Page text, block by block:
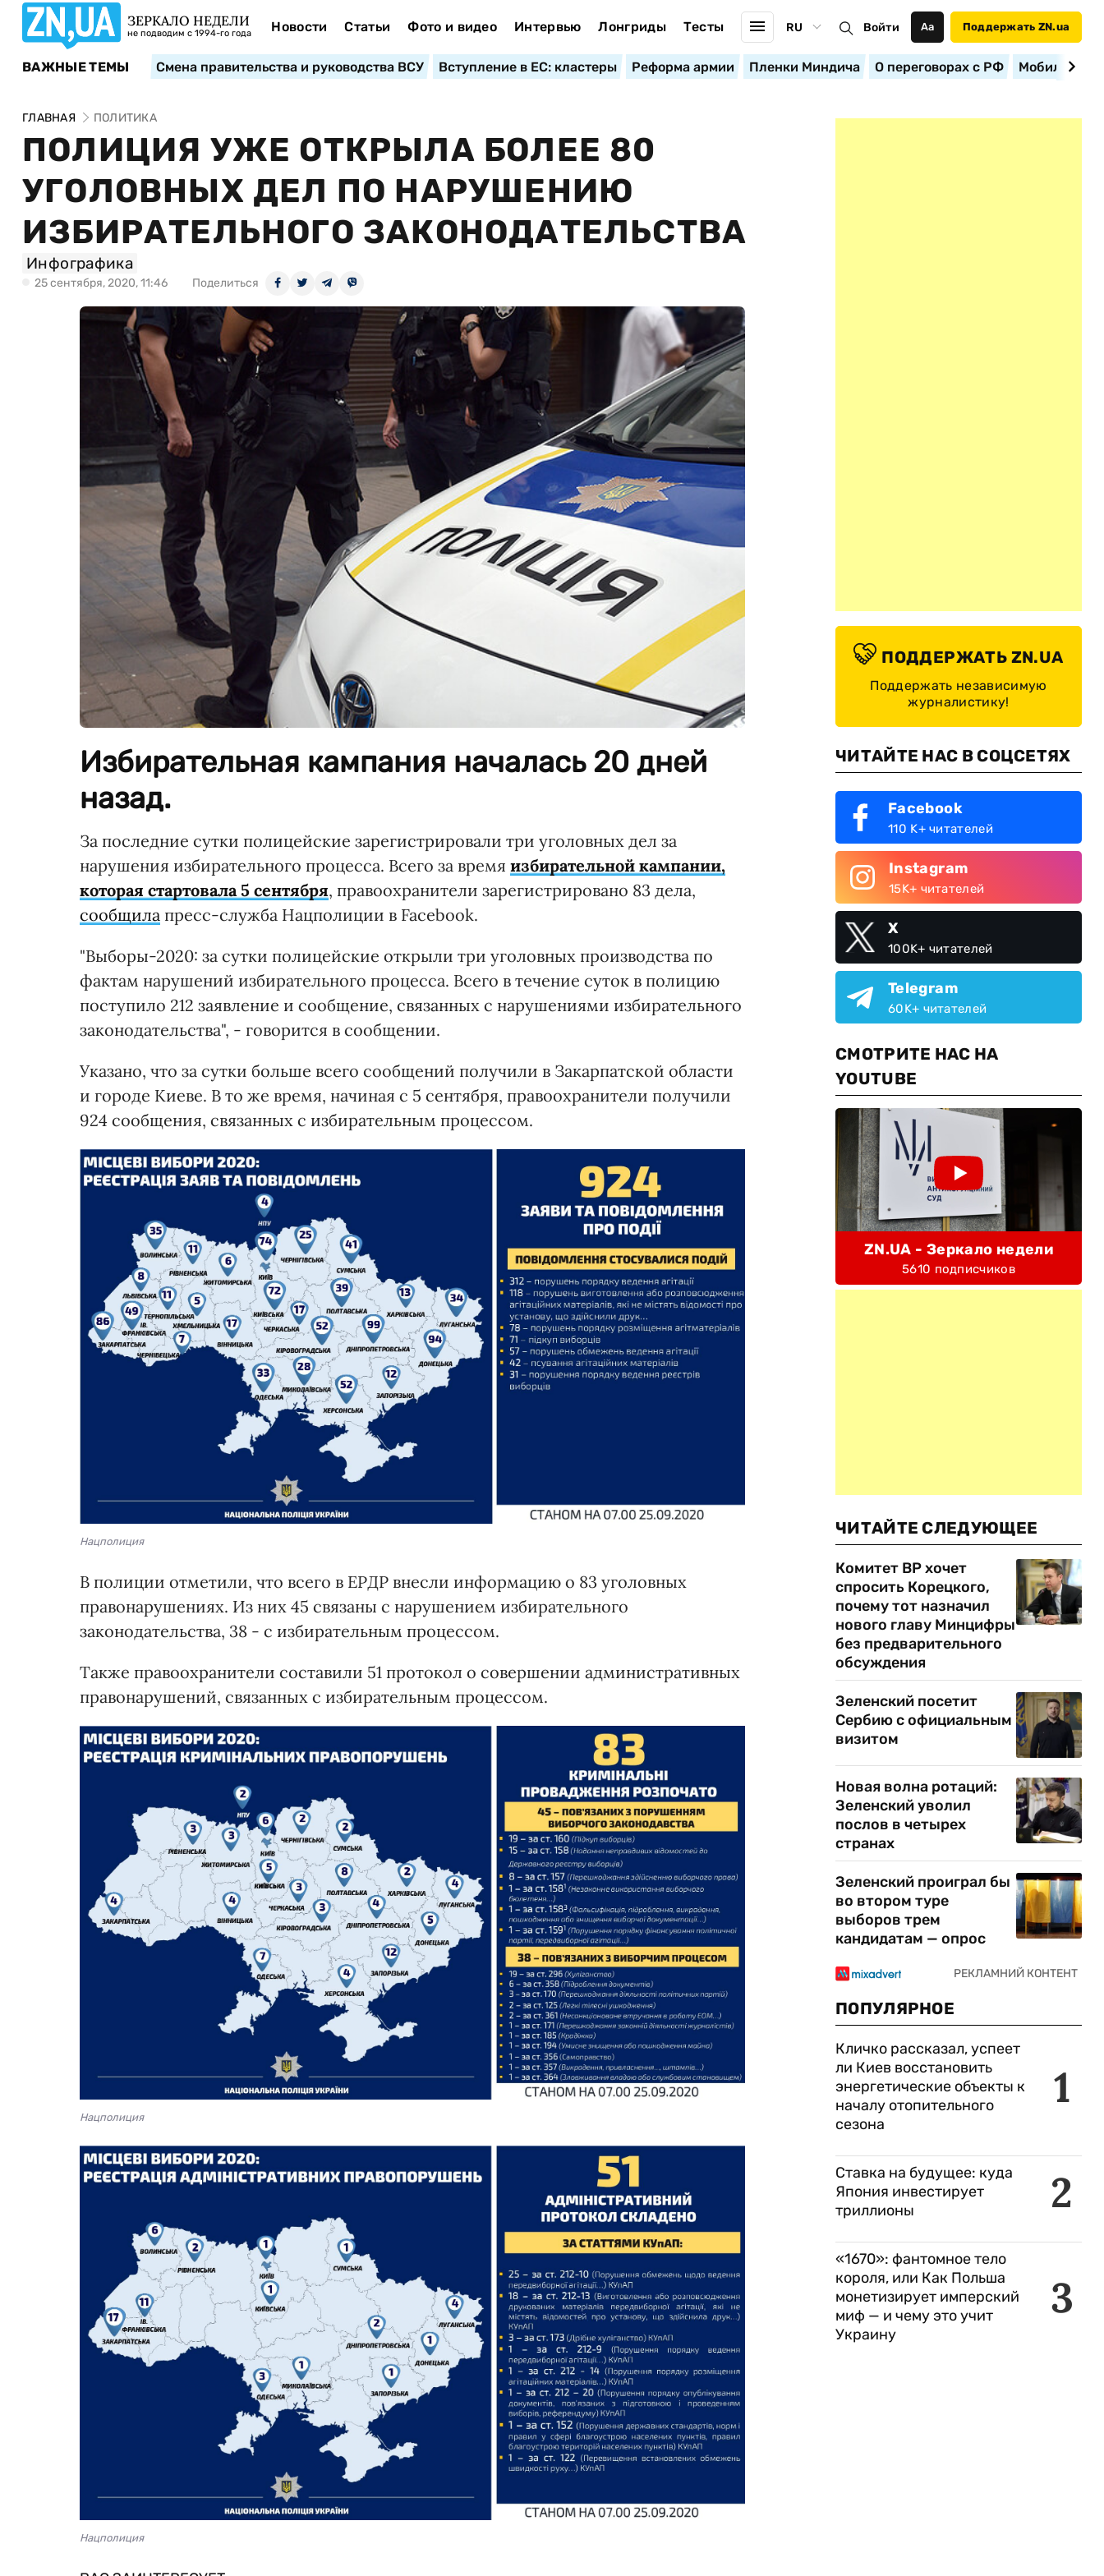
ЗЕРКАЛО НЕДЕЛИ
не подводим с 1994-го года Новости Статьи Фото и видео Интервью Лонгриды Тесты RU Войти Аа Поддержать ZN.ua
ВАЖНЫЕ ТЕМЫ Смена правительства и руководства ВСУ Вступление в ЕС: кластеры Реформа армии Пленки Миндича О переговорах с РФ
ГЛАВНАЯ ПОЛИТИКА
ПОЛИЦИЯ УЖЕ ОТКРЫЛА БОЛЕЕ 80
УГОЛОВНЫХ ДЕЛ ПО НАРУШЕНИЮ
ИЗБИРАТЕЛЬНОГО ЗАКОНОДАТЕЛЬСТВА
Инфографика
25 сентября, 2020, 11:46 Поделиться
Избирательная кампания началась 20 дней
назад.
За последние сутки полицейские зарегистрировали три уголовных дел за
нарушения избирательного процесса. Всего за время избирательной кампании,
которая стартовала 5 сентября, правоохранители зарегистрировано 83 дела,
сообщила пресс-служба Нацполиции в Facebook.
"Выборы-2020: за сутки полицейские открыли три уголовных производства по
фактам нарушений избирательного процесса. Всего в течение суток в полицию
поступило 212 заявление и сообщение, связанных с нарушениями избирательного
законодательства", - говорится в сообщении.
Указано, что за сутки больше всего сообщений получили в Закарпатской области
и городе Киеве. В то же время, начиная с 5 сентября, правоохранители получили
924 сообщения, связанных с избирательным процессом.
Нацполиция
В полиции отметили, что всего в ЕРДР внесли информацию о 83 уголовных
правонарушениях. Из них 45 связаны с нарушением избирательного
законодательства, 38 - с избирательным процессом.
Также правоохранители составили 51 протокол о совершении административных
правонарушений, связанных с избирательным процессом.
Нацполиция
Нацполиция
ПОДДЕРЖАТЬ ZN.UA
Поддержать независимую
журналистику!
ЧИТАЙТЕ НАС В СОЦСЕТЯХ
Facebook
110 K+ читателей
Instagram
15K+ читателей
X
100K+ читателей
Telegram
60K+ читателей
СМОТРИТЕ НАС НА
YOUTUBE
ZN.UA - Зеркало недели
5610 подписчиков
ЧИТАЙТЕ СЛЕДУЮЩЕЕ
Комитет ВР хочет
спросить Корецкого,
почему тот назначил
нового главу Минцифры
без предварительного
обсуждения
Зеленский посетит
Сербию с официальным
визитом
Новая волна ротаций:
Зеленский уволил
послов в четырех
странах
Зеленский проиграл бы
во втором туре
выборов трем
кандидатам — опрос
ПОПУЛЯРНОЕ
1
Кличко рассказал, успеет
ли Киев восстановить
энергетические объекты к
началу отопительного
сезона
2
Ставка на будущее: куда
Япония инвестирует
триллионы
3
«1670»: фантомное тело
короля, или Как Польша
монетизирует имперский
миф — и чему это учит
Украину